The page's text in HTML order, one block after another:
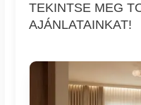
TEKINTSE MEG
AJÁNLATAINKAT!